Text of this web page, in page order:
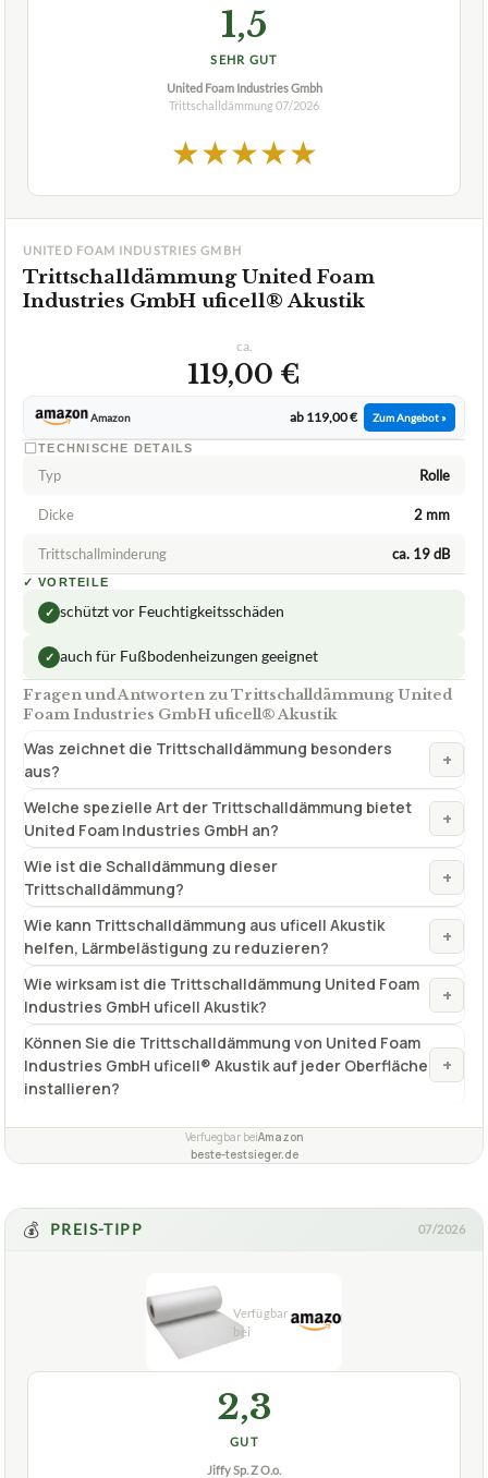
1,5
SEHR GUT
United Foam Industries Gmbh
Trittschalldämmung07/2026
★★★★★
UNITED FOAM INDUSTRIES GMBH
Trittschalldämmung United Foam
Industries GmbH uficell® Akustik
ca.
119,00 €
Amazon ab 119,00 € Zum Angebot »
TECHNISCHE DETAILS
Typ Rolle
Dicke 2 mm
Trittschallminderung ca. 19 dB
✓ VORTEILE
✓ schützt vor Feuchtigkeitsschäden
✓ auch für Fußbodenheizungen geeignet
Fragen und Antworten zu Trittschalldämmung United
Foam Industries GmbH uficell® Akustik
Was zeichnet die Trittschalldämmung besonders
aus?
+
Welche spezielle Art der Trittschalldämmung bietet
United Foam Industries GmbH an?
+
Wie ist die Schalldämmung dieser
Trittschalldämmung?
+
Wie kann Trittschalldämmung aus uficell Akustik
helfen, Lärmbelästigung zu reduzieren?
+
Wie wirksam ist die Trittschalldämmung United Foam
Industries GmbH uficell Akustik?
+
Können Sie die Trittschalldämmung von United Foam
Industries GmbH uficell® Akustik auf jeder Oberfläche
installieren?
+
Verfuegbar beiAmazon
beste-testsieger.de
💰 PREIS-TIPP 07/2026
2,3
GUT
Jiffy Sp. Z O.o.